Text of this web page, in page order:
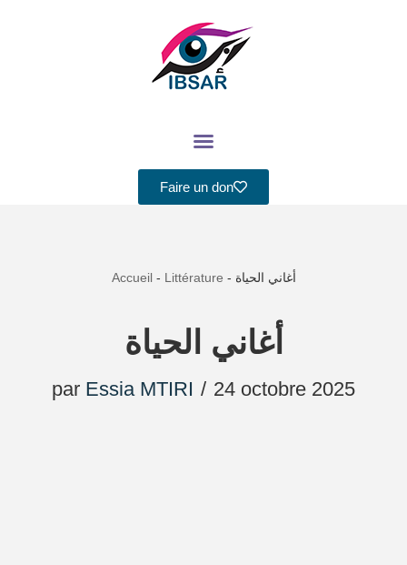
Faire un don
Accueil- Littérature - أغاني الحياة
أغاني الحياة
par Essia MTIRI 24 octobre 2025